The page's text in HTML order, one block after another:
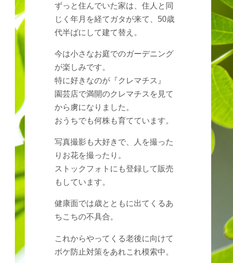
ずっと住んでいた家は、住人と同
じく年月を経てガタが来て、50歳
代半ばにして建て替え。
今は小さなお庭でのガーデニング
が楽しみです。
特に好きなのが『クレマチス』
園芸店で満開のクレマチスを見て
から虜になりました。
おうちでも何株も育てています。
写真撮影も大好きで、人を撮った
りお花を撮ったり。
ストックフォトにも登録して販売
もしています。
健康面では歳とともに出てくるあ
ちこちの不具合。
これからやってくる老後に向けて
ボケ防止対策をあれこれ模索中。